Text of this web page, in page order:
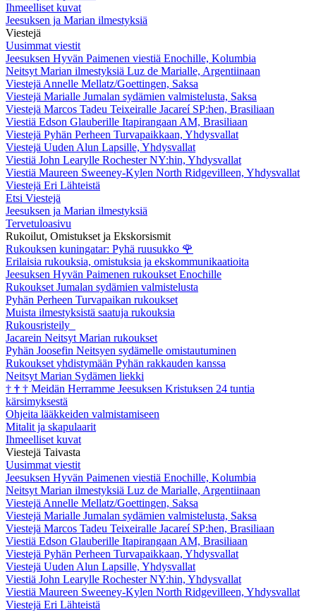
Ihmeelliset kuvat
Jeesuksen ja Marian ilmestyksiä
Viestejä
Uusimmat viestit
Jeesuksen Hyvän Paimenen viestiä Enochille, Kolumbia
Neitsyt Marian ilmestyksiä Luz de Marialle, Argentiinaan
Viestejä Annelle Mellatz/Goettingen, Saksa
Viestejä Marialle Jumalan sydämien valmistelusta, Saksa
Viestejä Marcos Tadeu Teixeiralle Jacareí SP:hen, Brasiliaan
Viestiä Edson Glauberille Itapirangaan AM, Brasiliaan
Viestejä Pyhän Perheen Turvapaikkaan, Yhdysvallat
Viestejä Uuden Alun Lapsille, Yhdysvallat
Viestiä John Learylle Rochester NY:hin, Yhdysvallat
Viestiä Maureen Sweeney-Kylen North Ridgevilleen, Yhdysvallat
Viestejä Eri Lähteistä
Etsi Viestejä
Jeesuksen ja Marian ilmestyksiä
Tervetuloasivu
Rukoilut, Omistukset ja Ekskorsismit
Rukouksen kuningatar: Pyhä ruusukko 🌹
Erilaisia rukouksia, omistuksia ja ekskommunikaatioita
Jeesuksen Hyvän Paimenen rukoukset Enochille
Rukoukset Jumalan sydämien valmistelusta
Pyhän Perheen Turvapaikan rukoukset
Muista ilmestyksistä saatuja rukouksia
Rukousristeily
Jacarein Neitsyt Marian rukoukset
Pyhän Joosefin Neitsyen sydämelle omistautuminen
Rukoukset yhdistymään Pyhän rakkauden kanssa
Neitsyt Marian Sydämen liekki
† † † Meidän Herramme Jeesuksen Kristuksen 24 tuntia
kärsimyksestä
Ohjeita lääkkeiden valmistamiseen
Mitalit ja skapulaarit
Ihmeelliset kuvat
Viestejä Taivasta
Uusimmat viestit
Jeesuksen Hyvän Paimenen viestiä Enochille, Kolumbia
Neitsyt Marian ilmestyksiä Luz de Marialle, Argentiinaan
Viestejä Annelle Mellatz/Goettingen, Saksa
Viestejä Marialle Jumalan sydämien valmistelusta, Saksa
Viestejä Marcos Tadeu Teixeiralle Jacareí SP:hen, Brasiliaan
Viestiä Edson Glauberille Itapirangaan AM, Brasiliaan
Viestejä Pyhän Perheen Turvapaikkaan, Yhdysvallat
Viestejä Uuden Alun Lapsille, Yhdysvallat
Viestiä John Learylle Rochester NY:hin, Yhdysvallat
Viestiä Maureen Sweeney-Kylen North Ridgevilleen, Yhdysvallat
Viestejä Eri Lähteistä